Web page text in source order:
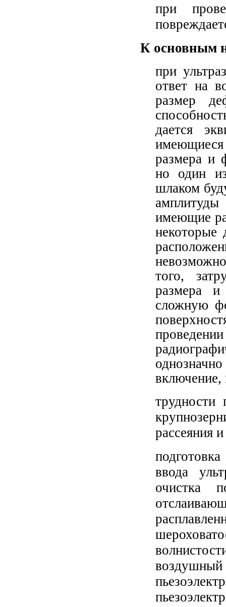
при
К основным
при
ответ на
размер
дается
имеющиеся
размера и
но один
шлаком
амплитуды
имеющие
некоторые
того,
размера
сложную
включение,
трудности
рассеяния
ввода
очистка